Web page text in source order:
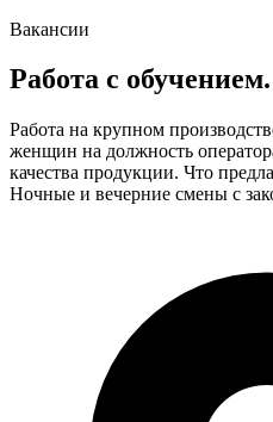
Вакансии
Работа с
Работа на крупном
женщин на должность
качества продукции. Что
Ночные и вечерние смены с